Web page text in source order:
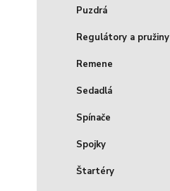
Puzdrá
Regulátory a pružiny
Remene
Sedadlá
Spínače
Spojky
Štartéry